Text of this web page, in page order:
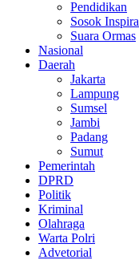
Pendidikan
Sosok
Suara Ormas
Nasional
Daerah
Jakarta
Lampung
Sumsel
Jambi
Padang
Sumut
Pemerintah
DPRD
Politik
Kriminal
Olahraga
Warta Polri
Advetorial